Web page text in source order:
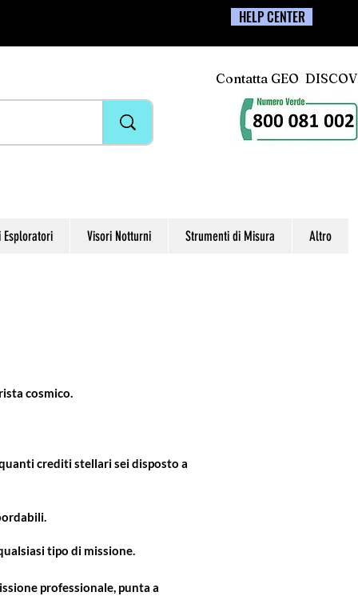
HELP CENTER
Contatta GEO
Esploratori Visori Notturni Strumenti di Misura Altro
cosmico.
crediti stellari sei disposto a
tipo di missione.
professionale, punta a